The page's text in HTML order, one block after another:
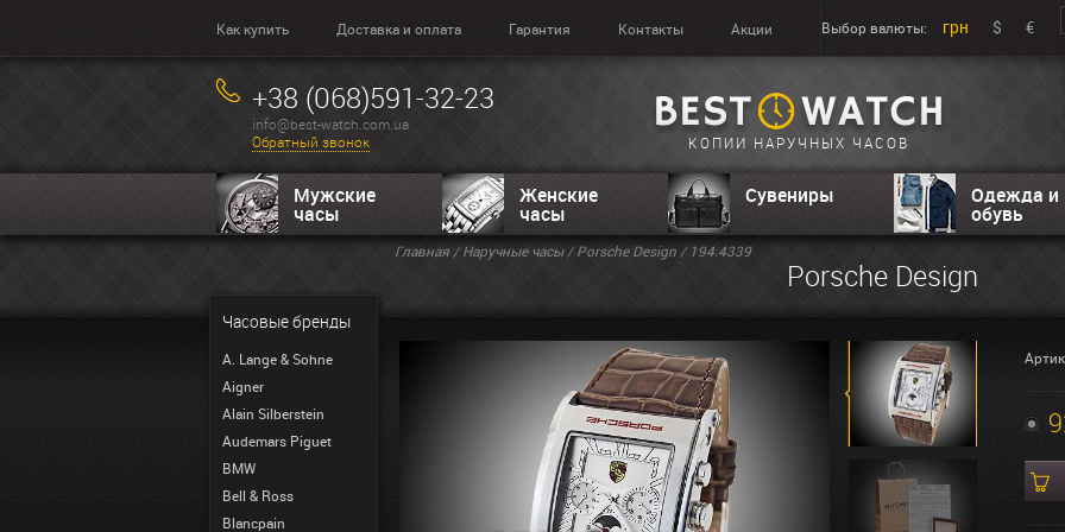
Как купить Доставка и оплата Гарантия Контакты Акции Выбор валюты: грн $ €
+38 (068)591-32-23
info@best-watch.com.ua
Обратный звонок
КОПИИ НАРУЧНЫХ ЧАСОВ
Мужские
часы
Женские
часы
Сувениры Одежда и
обувь
Часовые бренды
A. Lange & Sohne
Aigner
Alain Silberstein
Audemars Piguet
BMW
Bell & Ross
Blancpain
Главная/Наручные часы/Porsche Design / 194.4339
Porsche Design